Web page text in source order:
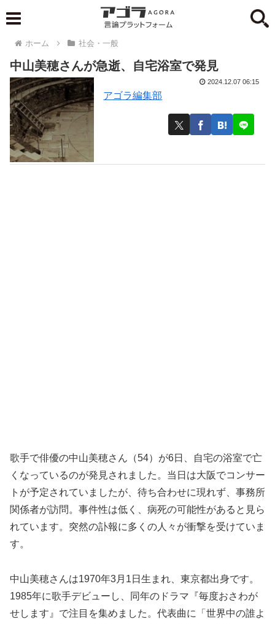
ホーム 社会・一般
中山美穂さんが急逝、自宅浴室で発見
アゴラ編集部
2024.12.07 06:15
歌手で俳優の中山美穂さん（54）が6日、自宅の浴室で亡
くなっているのが発見されました。当日は大阪でコンサー
トが予定されていましたが、待ち合わせに現れず、事務所
関係者が訪問。事件性は低く、病死の可能性があると見ら
れています。突然の訃報に多くの人々が衝撃を受けていま
す。
中山美穂さんは1970年3月1日生まれ、東京都出身です。
1985年に歌手デビューし、同年のドラマ『毎度おさわが
せします』で注目を集めました。代表曲に「世界中の誰よ